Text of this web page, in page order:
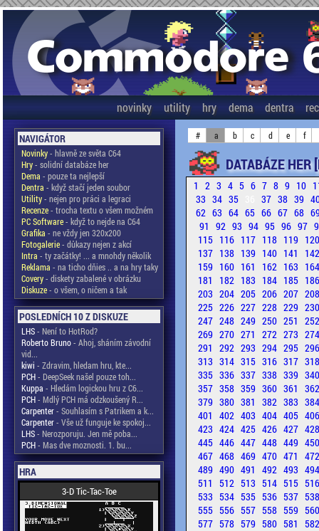
novinky utility hry dema dentra
NAVIGÁTOR
Novinky- hlavně ze světa C64
Hry- solidní databáze her
Dema - pouze ta nejlepší
Dentra - když stačí jeden soubor
Utility- nejen pro práci a legraci
Recenze- trocha textu o všem možném
PC Software- když to nejde na C64
Grafika - ne vždy jen 320x200
Fotogalerie- důkazy nejen z akcí
Intra - ty začátky! ... a mnohdy několik
Reklama - na ticho dňies .. a na hry taky
Covery- diskety zabalené v obrázku
Diskuze- o všem, o ničem a tak
POSLEDNÍCH 10 Z DISKUZE
LHS- Není to HotRod?
Roberto Bruno- Ahoj, sháním závodní
vid...
kiwi - Zdravim, hledam hru, kte...
PCH- DeepSeek našel pouze toh...
Kuppa - Hledám logickou hru z C6...
PCH- Mdlý PCH má odzkoušený R...
Carpenter- Souhlasím s Patrikem a k...
Carpenter- Vše už funguje ke spokoj...
LHS- Nerozporuju. Jen mě poba...
PCH- Mas dve moznosti. 1. bu...
HRA
3-D Tic-Tac-Toe
# a b c d e f
DATABÁZE
1 2 3 4 5 6 7 8 9 10
33 34 35 37 38 39
62 63 64 65 66 67 68
91 92 93 94 95 96 97
115 116 117 118 119
137 138 139 140 141
159 160 161 162 163
181
182 183 184 185
203 204 205 206 207
225 226 227 228 229
247 248 249 250 251
269 270 271 272 273
291 292 293 294 295
313 314 315 316 317
335 336 337 338 339
357 358 359 360 361
379 380 381 382 383
401 402 403 404 405
423 424 425 426 427
445 446 447 448 449
467 468 469 470 471
489 490 491 492 493
511 512 513 514 515
533 534 535 536 537
555 556 557 558 559
577 578 579 580 581